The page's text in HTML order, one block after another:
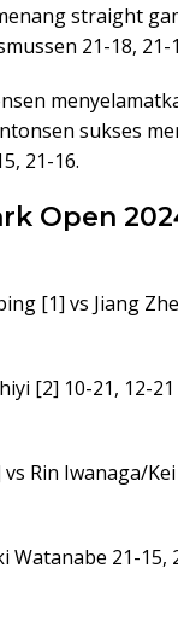
straight
21-18, 21-
sukses
21-16.
Open
[1] vs Jiang
[2] 10-21, 12-21
Rin Iwanaga/
Watanabe 21-15,